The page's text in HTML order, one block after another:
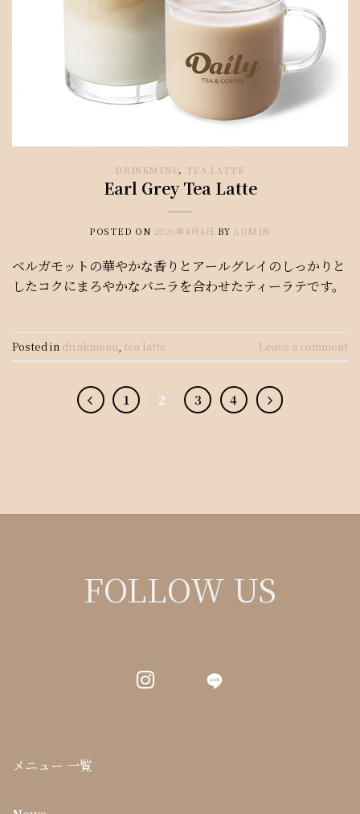
DRINKMENU, TEA LATTE
Earl Grey Tea Latte
POSTED ON 2026年4月6日 BY ADMIN
ベルガモットの華やかな香りとアールグレイのしっかりと
したコクにまろやかなバニラを合わせたティーラテです。
Posted in drinkmenu tea latte Leave a comment
1 2 3 4
FOLLOW US
LINE
メニュー 一覧